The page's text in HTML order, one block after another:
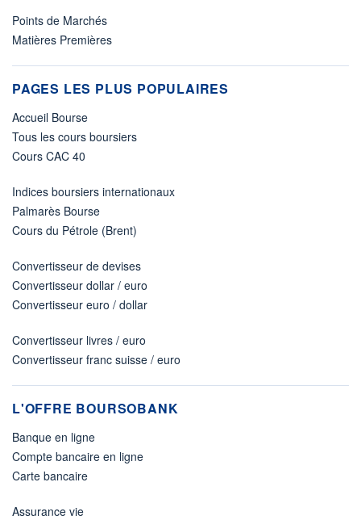
Points de Marchés
Matières Premières
PAGES LES PLUS POPULAIRES
Accueil Bourse
Tous les cours boursiers
Cours CAC 40
Indices boursiers internationaux
Palmarès Bourse
Cours du Pétrole (Brent)
Convertisseur de devises
Convertisseur dollar / euro
Convertisseur euro / dollar
Convertisseur livres / euro
Convertisseur franc suisse / euro
L'OFFRE BOURSOBANK
Banque en ligne
Compte bancaire en ligne
Carte bancaire
Assurance vie